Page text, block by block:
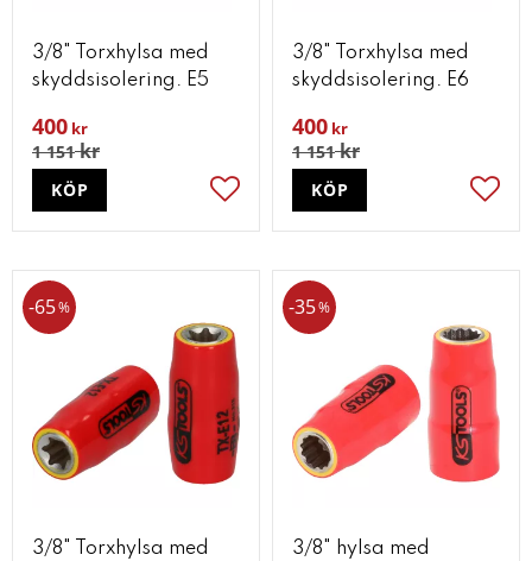
3/8" Torxhylsa med
skyddsisolering. E5
400 kr
1 151kr
Lägg till i favoriter
KÖP
3/8" Torxhylsa med
skyddsisolering. E6
400 kr
1 151kr
KÖP
3/8" Torxhylsa med
65%
3/8" hylsa med
35%